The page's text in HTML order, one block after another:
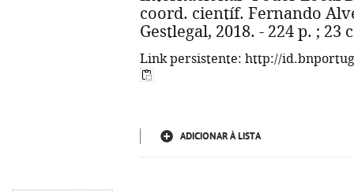
coord. científ. Fernando
Gestlegal, 2018. - 224 p. ; 23
Link persistente: http://
ADICIONAR À LISTA